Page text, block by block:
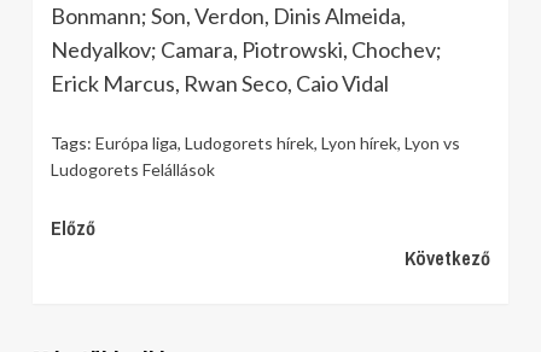
Bonmann; Son, Verdon, Dinis Almeida,
Nedyalkov; Camara, Piotrowski, Chochev;
Erick Marcus, Rwan Seco, Caio Vidal
Tags: Európa liga, Ludogorets hírek, Lyon hírek, Lyon vs
Ludogorets Felállások
Continue
Előző
Következő